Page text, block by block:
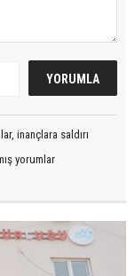
inançlara saldırı
yorumlar